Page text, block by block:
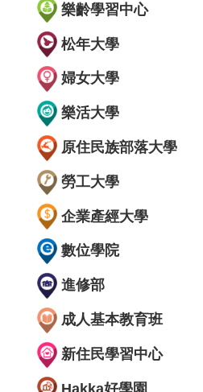
樂齡學習中心
松年大學
婦女大學
樂活大學
原住民族部落大學
勞工大學
企業產經大學
數位學院
進修部
成人基本教育班
新住民學習中心
Hakka好學園